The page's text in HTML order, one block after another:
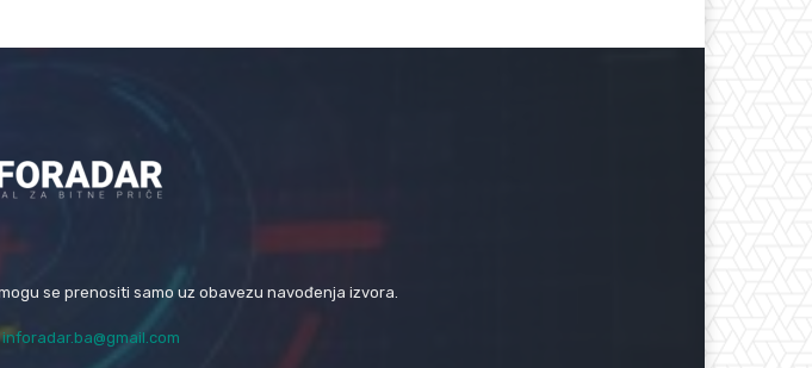
se prenositi samo uz obavezu navođenja izvora.
inforadar.ba@gmail.com